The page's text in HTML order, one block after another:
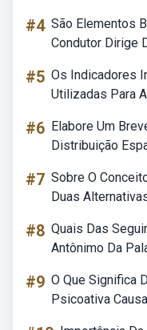
#4 São Elementos
Condutor Dirige
#5 Os Indicadores
Utilizadas Para
#6 Elabore Um
Distribuição
#7 Sobre O
Duas
#8 Quais Das
Antônimo Da
#9 O Que Significa
Psicoativa